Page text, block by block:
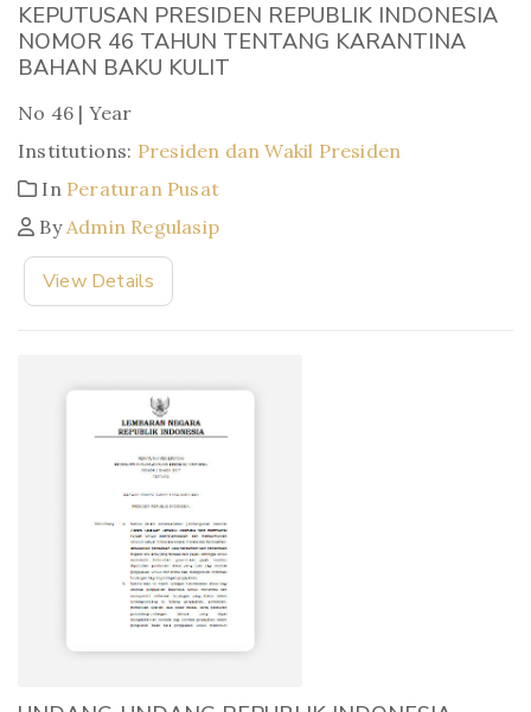
KEPUTUSAN PRESIDEN REPUBLIK INDONESIA
NOMOR 46 TAHUN TENTANG KARANTINA
BAHAN BAKU KULIT
No 46 | Year
Institutions: Presiden dan Wakil Presiden
In Peraturan Pusat
ByAdmin Regulasip
View Details